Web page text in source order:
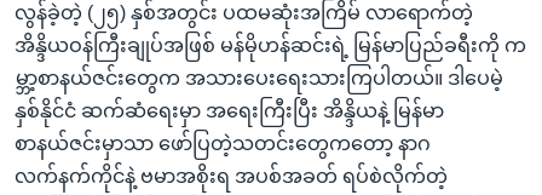
လွန်ခဲ့တဲ့ (၂၅) နှစ်အတွင်း ပထမဆုံးအကြိမ် လာရောက်တဲ့
အိန္ဒိယဝန်ကြီးချုပ်အဖြစ် မန်မိုဟန်ဆင်းရဲ့ မြန်မာပြည်ခရီးကို က
မ္ဘာ့စာနယ်ဇင်းတွေက အသားပေးရေးသားကြပါတယ်။ ဒါပေမဲ့
နှစ်နိုင်ငံ ဆက်ဆံရေးမှာ အရေးကြီးပြီး အိန္ဒိယနဲ့ မြန်မာ
စာနယ်ဇင်းမှာသာ ဖော်ပြတဲ့သတင်းတွေကတော့ နာဂ
လက်နက်ကိုင်နဲ့ ဗမာအစိုးရ အပစ်အခတ် ရပ်စဲလိုက်တဲ့